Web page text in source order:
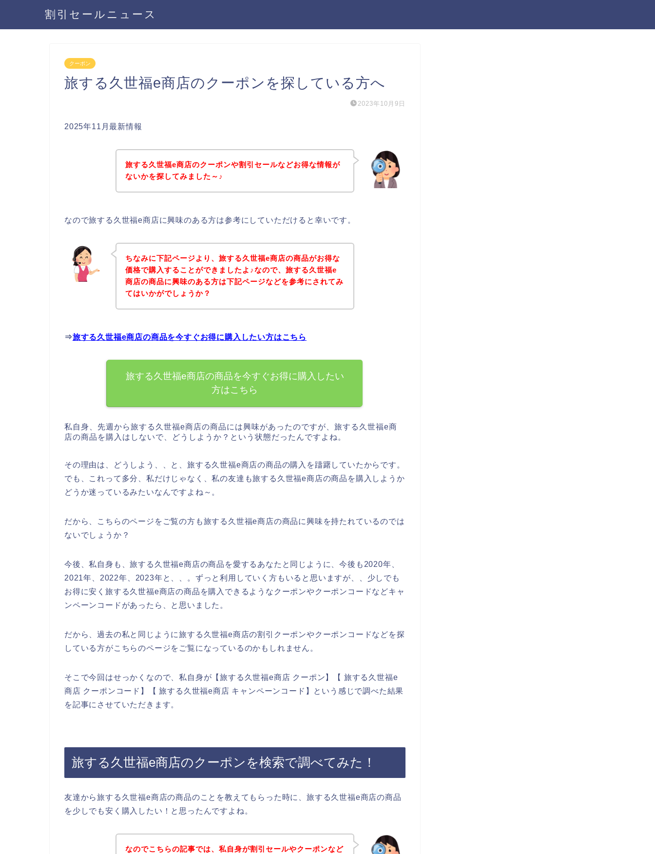
割引セールニュース
クーポン
旅する久世福e商店のクーポンを探している方へ
2023年10月9日
2025年11月最新情報
旅する久世福e商店のクーポンや割引セールなどお得な情報が
ないかを探してみました～♪
なので旅する久世福e商店に興味のある方は参考にしていただけると幸いです。
ちなみに下記ページより、旅する久世福e商店の商品がお得な
価格で購入することができましたよ♪なので、旅する久世福e
商店の商品に興味のある方は下記ページなどを参考にされてみ
てはいかがでしょうか？
⇒旅する久世福e商店の商品を今すぐお得に購入したい方はこちら
旅する久世福e商店の商品を今すぐお得に購入したい
方はこちら
私自身、先週から旅する久世福e商店の商品には興味があったのですが、旅する久世福e商
店の商品を購入はしないで、どうしようか？という状態だったんですよね。
その理由は、どうしよう、、と、旅する久世福e商店の商品の購入を躊躇していたからです。
でも、これって多分、私だけじゃなく、私の友達も旅する久世福e商店の商品を購入しようか
どうか迷っているみたいなんですよね～。
だから、こちらのページをご覧の方も旅する久世福e商店の商品に興味を持たれているのでは
ないでしょうか？
今後、私自身も、旅する久世福e商店の商品を愛するあなたと同じように、今後も2020年、
2021年、2022年、2023年と、、。ずっと利用していく方もいると思いますが、、少しでも
お得に安く旅する久世福e商店の商品を購入できるようなクーポンやクーポンコードなどキャ
ンペーンコードがあったら、と思いました。
だから、過去の私と同じように旅する久世福e商店の割引クーポンやクーポンコードなどを探
している方がこちらのページをご覧になっているのかもしれません。
そこで今回はせっかくなので、私自身が【旅する久世福e商店 クーポン】【 旅する久世福e
商店 クーポンコード】【 旅する久世福e商店 キャンペーンコード】という感じで調べた結果
を記事にさせていただきます。
旅する久世福e商店のクーポンを検索で調べてみた！
友達から旅する久世福e商店の商品のことを教えてもらった時に、旅する久世福e商店の商品
を少しでも安く購入したい！と思ったんですよね。
なのでこちらの記事では、私自身が割引セールやクーポンなど